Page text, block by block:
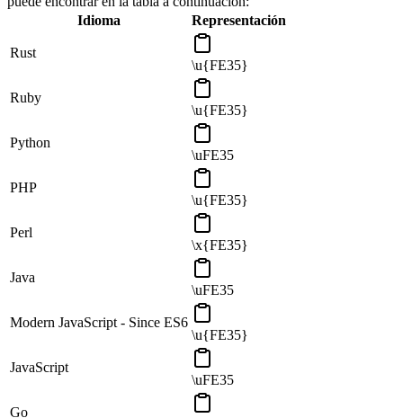
Idioma
Representación
Rust
\u{FE35}
Ruby
\u{FE35}
Python
\uFE35
PHP
\u{FE35}
Perl
\x{FE35}
Java
\uFE35
Modern JavaScript - Since ES6
\u{FE35}
JavaScript
\uFE35
Go